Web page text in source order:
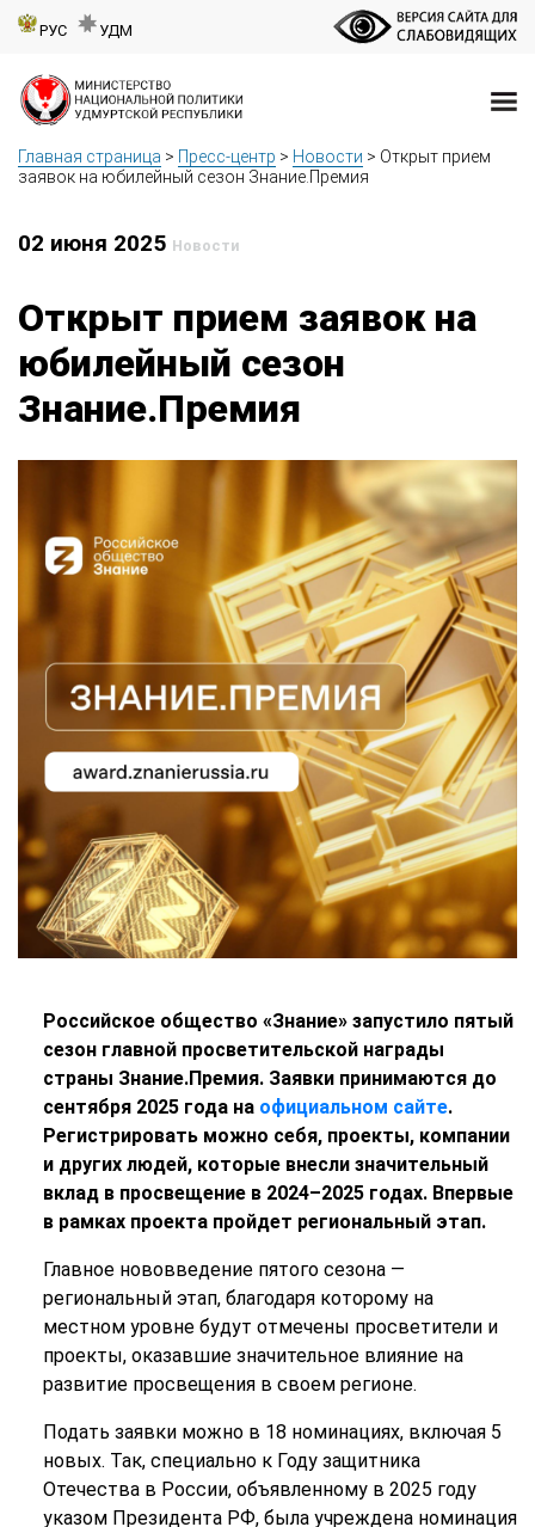
РУС УДМ
Главная страница > Пресс-центр > Новости > Открыт прием
заявок на юбилейный сезон Знание.Премия
02 июня 2025 Новости
Открыт прием заявок на
юбилейный сезон
Знание.Премия
Российское общество «Знание» запустило пятый
сезон главной просветительской награды
страны Знание.Премия. Заявки принимаются до
сентября 2025 года на официальном сайте.
Регистрировать можно себя, проекты, компании
и других людей, которые внесли значительный
вклад в просвещение в 2024–2025 годах. Впервые
в рамках проекта пройдет региональный этап.
Главное нововведение пятого сезона —
региональный этап, благодаря которому на
местном уровне будут отмечены просветители и
проекты, оказавшие значительное влияние на
развитие просвещения в своем регионе.
Подать заявки можно в 18 номинациях, включая 5
новых. Так, специально к Году защитника
Отечества в России, объявленному в 2025 году
указом Президента РФ, была учреждена номинация